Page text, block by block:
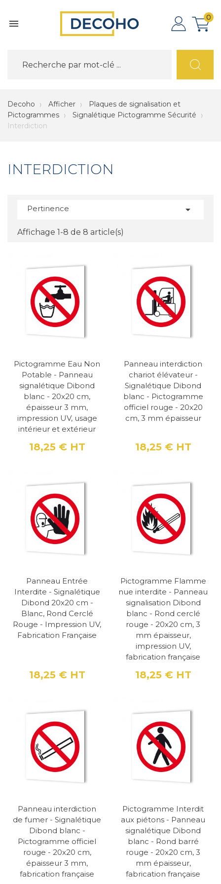

0
Decoho Afficher
Plaques de signalisation et
Pictogrammes
Signalétique Pictogramme Sécurité
Interdiction
INTERDICTION
Pertinence 
Affichage 1-8 de 8 article(s)
Pictogramme Eau Non
Potable - Panneau
signalétique Dibond
blanc - 20x20 cm,
épaisseur 3 mm,
impression UV, usage
intérieur et extérieur
Prix
18,25 € HT
Panneau interdiction
chariot élévateur -
Signalétique Dibond
blanc - Pictogramme
officiel rouge - 20x20
cm, 3 mm épaisseur
Prix
18,25 € HT
Panneau Entrée
Interdite - Signalétique
Dibond 20x20 cm -
Blanc, Rond Cerclé
Rouge - Impression UV,
Fabrication Française
Prix
18,25 € HT
Pictogramme Flamme
nue interdite - Panneau
signalisation Dibond
blanc - Rond cerclé
rouge - 20x20 cm, 3
mm épaisseur,
impression UV,
fabrication française
Prix
18,25 € HT
Panneau interdiction
de fumer - Signalétique
Dibond blanc -
Pictogramme officiel
rouge - 20x20 cm,
épaisseur 3 mm,
fabrication française
Pictogramme Interdit
aux piétons - Panneau
signalétique Dibond
blanc - Rond barré
rouge - 20x20 cm, 3
mm épaisseur,
fabrication française